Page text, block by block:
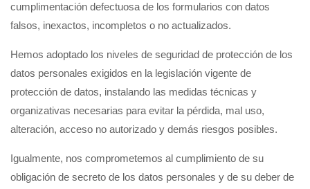
cumplimentación defectuosa de los formularios con datos
falsos, inexactos, incompletos o no actualizados.
Hemos adoptado los niveles de seguridad de protección de los
datos personales exigidos en la legislación vigente de
protección de datos, instalando las medidas técnicas y
organizativas necesarias para evitar la pérdida, mal uso,
alteración, acceso no autorizado y demás riesgos posibles.
Igualmente, nos comprometemos al cumplimiento de su
obligación de secreto de los datos personales y de su deber de